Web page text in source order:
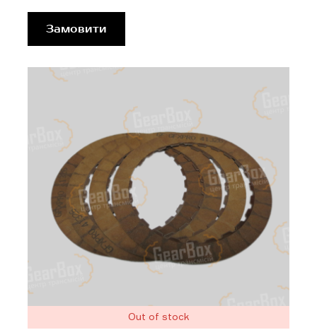
Замовити
Out of stock